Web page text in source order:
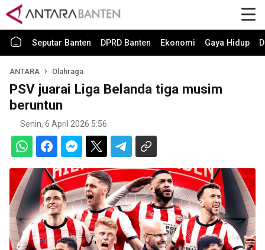
Seputar Banten DPRD Banten Ekonomi Gaya Hidup
ANTARA Olahraga
PSV juarai Liga Belanda tiga musim
beruntun
Senin, 6 April 2026 5:56